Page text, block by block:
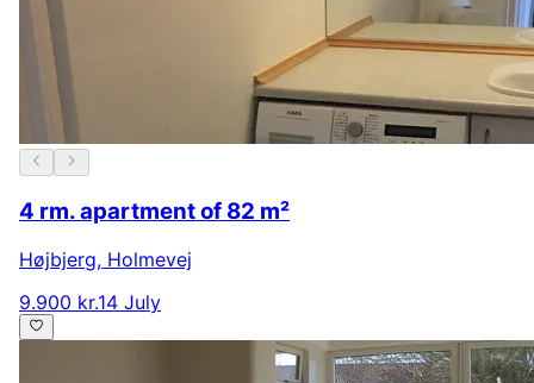
4 rm. apartment of 82 m²
Højbjerg, Holmevej
9.900 kr.14 July